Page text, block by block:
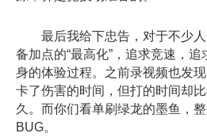
最后我给下忠告，对于不少人
备加点的“最高化”，追求竞速，
身的体验过程。之前录视频也发
卡了伤害的时间，但打的时间却
久。而你们看单刷绿龙的墨鱼，
BUG。